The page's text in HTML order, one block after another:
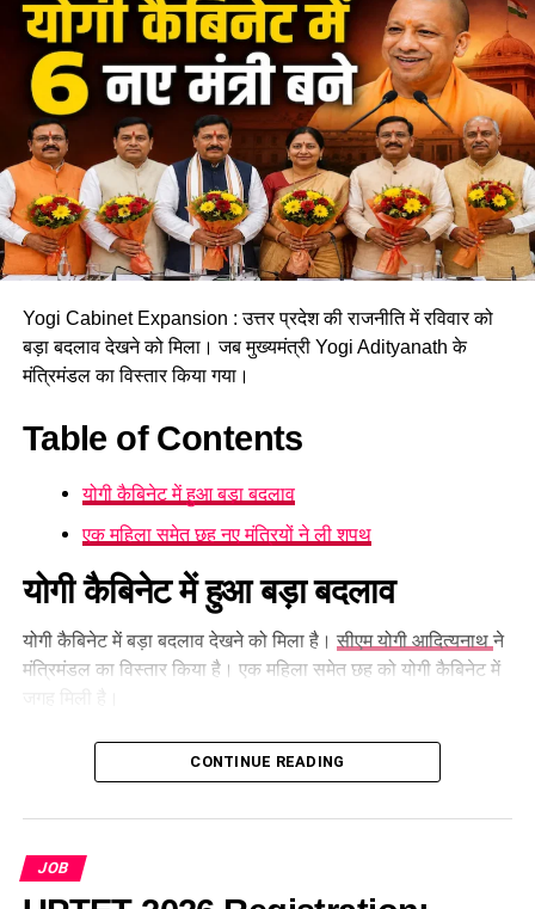
Yogi Cabinet Expansion : उत्तर प्रदेश की राजनीति में रविवार को
बड़ा बदलाव देखने को मिला। जब मुख्यमंत्री Yogi Adityanath के
मंत्रिमंडल का विस्तार किया गया।
Table of Contents
योगी कैबिनेट में हुआ बड़ा बदलाव
एक महिला समेत छह नए मंत्रियों ने ली शपथ
योगी कैबिनेट में हुआ बड़ा बदलाव
योगी कैबिनेट में बड़ा बदलाव देखने को मिला है। सीएम योगी आदित्यनाथ ने
मंत्रिमंडल का विस्तार किया है। एक महिला समेत छह को योगी कैबिनेट में
लखनऊ
स्थित जनभवन के गांधी सभागार में आयोजित शपथ
ग्रहण समारोह में राज्यपाल Anandiben Patel ने नए मंत्रियों को पद एवं
CONTINUE READING
JOB